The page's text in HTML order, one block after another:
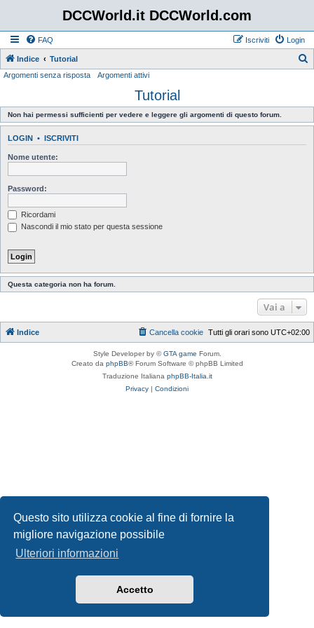
Questo sito utilizza cookie al fine di fornire la
migliore navigazione possibile
Ulteriori informazioni
Accetto
DCCWorld.it DCCWorld.com
FAQ Login
Iscriviti
Indice Tutorial
c
a
Argomenti senza risposta Argomenti attivi
Tutorial
Non hai permessi sufficienti per vedere e leggere gli argomenti di questo forum.
LOGIN • ISCRIVITI
Nome utente:
Password:
Ricordami
Nascondi il mio stato per questa sessione
Questa categoria non ha forum.
Vai a
Indice Tutti gli orari sono UTC+02:00
Cancella cookie
Style Developer by ©GTA game Forum.
Creato da phpBB® Forum Software © phpBB Limited
Traduzione Italiana phpBB-Italia.it
Privacy | Condizioni